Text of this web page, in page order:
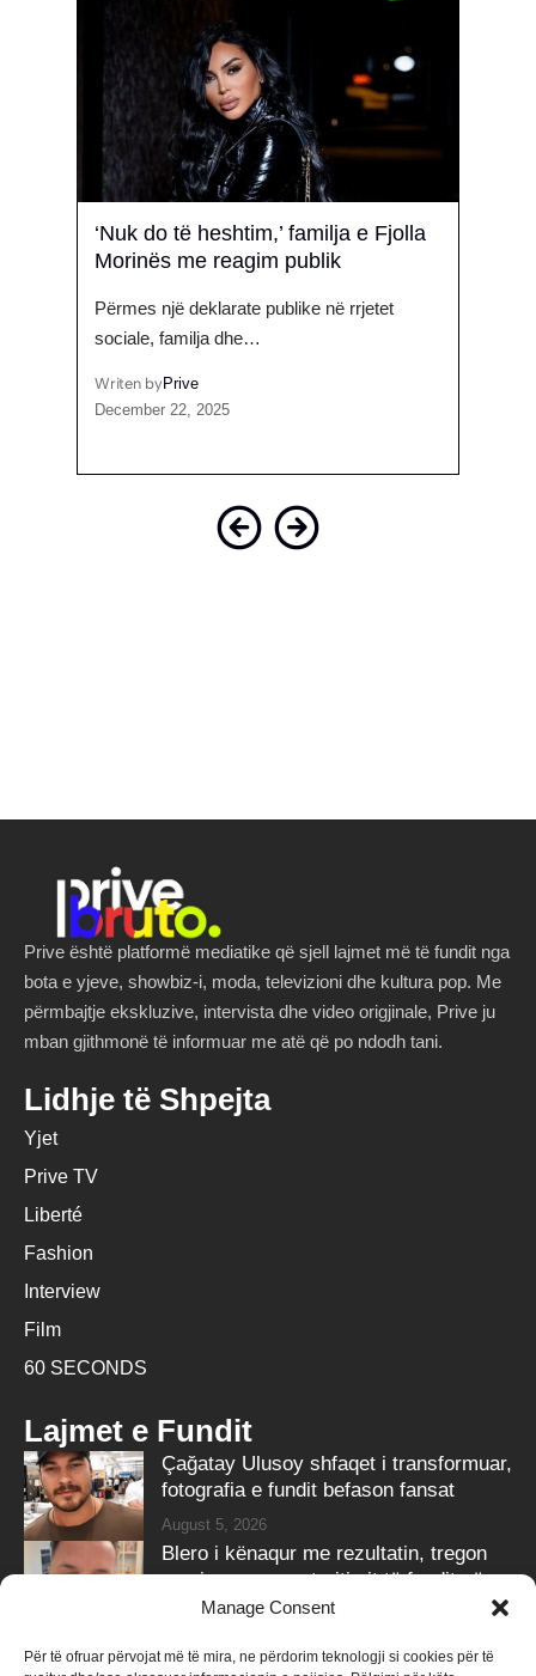
Manage Consent
Për të ofruar përvojat më të mira, ne përdorim teknologji si cookies për të
‘Nuk do të heshtim,’ familja e Fjolla
Morinës me reagim publik
Përmes një deklarate publike në rrjetet
sociale, familja dhe…
Writen byPrive
December 22, 2025
Prive është platformë mediatike që sjell lajmet më të fundit nga
bota e yjeve, showbiz-i, moda, televizioni dhe kultura pop. Me
përmbajtje ekskluzive, intervista dhe video origjinale, Prive ju
mban gjithmonë të informuar me atë që po ndodh tani.
Lidhje të Shpejta
Yjet
Prive TV
Liberté
Fashion
Interview
Film
60 SECONDS
Lajmet e Fundit
Çağatay Ulusoy shfaqet i transformuar,
fotografia e fundit befason fansat
August 5, 2026
Blero i kënaqur me rezultatin, tregon
pamjen e re pas trajtimit të fundit në
‘Ozone Clinic’